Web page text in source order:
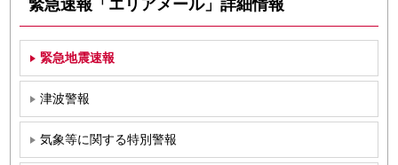
緊急速報「エリアメール」詳細情報
緊急地震速報
津波警報
気象等に関する特別警報